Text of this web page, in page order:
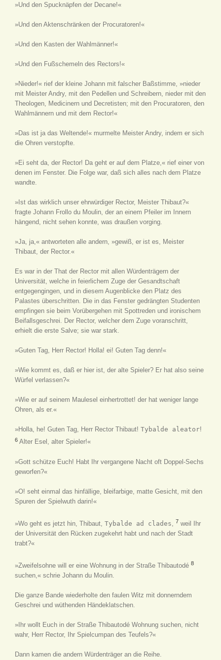
»Und den Spucknäpfen der Decane!«
»Und den Aktenschränken der Procuratoren!«
»Und den Kasten der Wahlmänner!«
»Und den Fußschemeln des Rectors!«
»Nieder!« rief der kleine Johann mit falscher Baßstimme, »nieder
mit Meister Andry, mit den Pedellen und Schreibern, nieder mit den
Theologen, Medicinern und Decretisten; mit den Procuratoren, den
Wahlmännern und mit dem Rector!«
»Das ist ja das Weltende!« murmelte Meister Andry, indem er sich
die Ohren verstopfte.
»Ei seht da, der Rector! Da geht er auf dem Platze,« rief einer von
denen im Fenster. Die Folge war, daß sich alles nach dem Platze
wandte.
»Ist das wirklich unser ehrwürdiger Rector, Meister Thibaut?«
fragte Johann Frollo du Moulin, der an einem Pfeiler im Innern
hängend, nicht sehen konnte, was draußen vorging.
»Ja, ja,« antworteten alle andern, »gewiß, er ist es, Meister
Thibaut, der Rector.«
Es war in der That der Rector mit allen Würdenträgern der
Universität, welche in feierlichem Zuge der Gesandtschaft
entgegengingen, und in diesem Augenblicke den Platz des
Palastes überschritten. Die in das Fenster gedrängten Studenten
empfingen sie beim Vorübergehen mit Spottreden und ironischem
Beifallsgeschrei. Der Rector, welcher dem Zuge voranschritt,
erhielt die erste Salve; sie war stark.
»Guten Tag, Herr Rector! Holla! ei! Guten Tag denn!«
»Wie kommt es, daß er hier ist, der alte Spieler? Er hat also seine
Würfel verlassen?«
»Wie er auf seinem Maulesel einhertrottet! der hat weniger lange
Ohren, als er.«
»Holla, he! Guten Tag, Herr Rector Thibaut! Tybalde aleator!
6 Alter Esel, alter Spieler!«
»Gott schütze Euch! Habt Ihr vergangene Nacht oft Doppel-Sechs
geworfen?«
»O! seht einmal das hinfällige, bleifarbige, matte Gesicht, mit den
Spuren der Spielwuth darin!«
»Wo geht es jetzt hin, Thibaut, Tybalde ad clades 7 weil Ihr
der Universität den Rücken zugekehrt habt und nach der Stadt
trabt?«
»Zweifelsohne will er eine Wohnung in der Straße Thibautodé 8
suchen,« schrie Johann du Moulin.
Die ganze Bande wiederholte den faulen Witz mit donnerndem
Geschrei und wüthenden Händeklatschen.
»Ihr wollt Euch in der Straße Thibautodé Wohnung suchen, nicht
wahr, Herr Rector, Ihr Spielcumpan des Teufels?«
Dann kamen die andern Würdenträger an die Reihe.